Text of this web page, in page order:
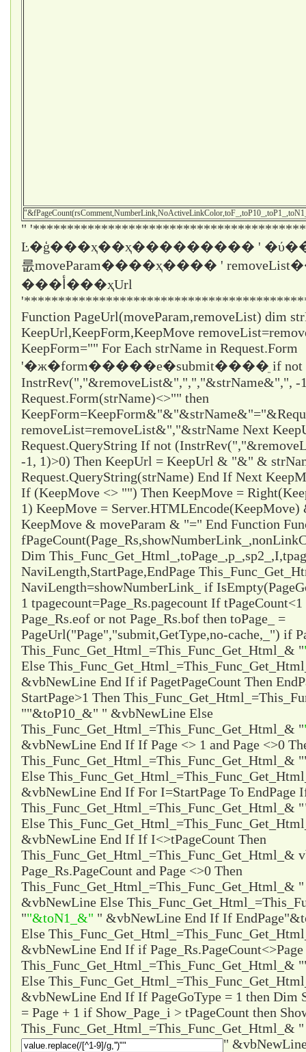
"
Ŀ�ģ���ҳ��ҳ��������� '
룺moveParam����ҳ���� '
���أ���ҳUrl
Function PageUrl(moveParam,removeList) dim
KeepUrl,KeepForm,KeepMove
KeepForm="" For Each strName in Request.Form
'�ж�form�����е�submit����ֵ if not
InstrRev(","&removeList&",",","&strName&",", -
Request.Form(strName)<>"" then
removeList=removeList&","&strName Next
Request.QueryString If not
-1, 1)>0) Then KeepUrl = KeepUrl & "&" &
Request.QueryString(strName) End If Next
If (KeepMove <> "") Then KeepMove =
1) KeepMove =
KeepMove & moveParam & "=" End Function
Dim
NaviLength,StartPage,EndPage
NaviLength=showNumberLink_ if
1 tpagecount=Page_Rs.pagecount If
Page_Rs.eof or not Page_Rs.bof then toPage_ =
PageUrl("Page","submit,GetType,no-cache,_") if
This_Func_Get_Html_=This_Func_Get_Html_& "
Else
&vbNewLine End If if PagetPageCount Then
StartPage>1 Then
""&toP10_&" " &vbNewLine Else
This_Func_Get_Html_=This_Func_Get_Html_& "
&vbNewLine End If If Page <> 1 and Page <>0
This_Func_Get_Html_=This_Func_Get_Html_& "
Else
&vbNewLine End If For I=StartPage To EndPage
This_Func_Get_Html_=This_Func_Get_Html_& "
Else
&vbNewLine End If If I<>tPageCount Then
This_Func_Get_Html_=This_Func_Get_Html_&
Page_Rs.PageCount and Page <>0 Then
This_Func_Get_Html_=This_Func_Get_Html_&
&vbNewLine Else
""&toN1_&" " &vbNewLine End If If EndPage
Else
&vbNewLine End If if Page_Rs.PageCount<>Page
This_Func_Get_Html_=This_Func_Get_Html_& "
Else
&vbNewLine End If If PageGoType = 1 then Dim
= Page + 1 if Show_Page_i > tPageCount then
This_Func_Get_Html_=This_Func_Get_Html_& "
"